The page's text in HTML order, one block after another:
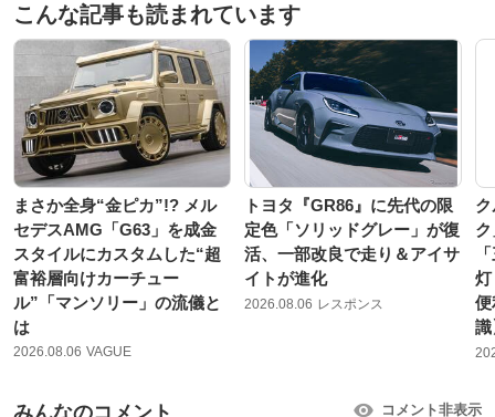
こんな記事も読まれています
まさか全身“金ピカ”!? メル
セデスAMG「G63」を成金
スタイルにカスタムした“超
富裕層向けカーチュー
ル”「マンソリー」の流儀と
は
2026.08.06 VAGUE
トヨタ『GR86』に先代の限
定色「ソリッドグレー」が復
活、一部改良で走り＆アイサ
イトが進化
2026.08.06 レスポンス
灯
便
識
みんなのコメント コメント非表示